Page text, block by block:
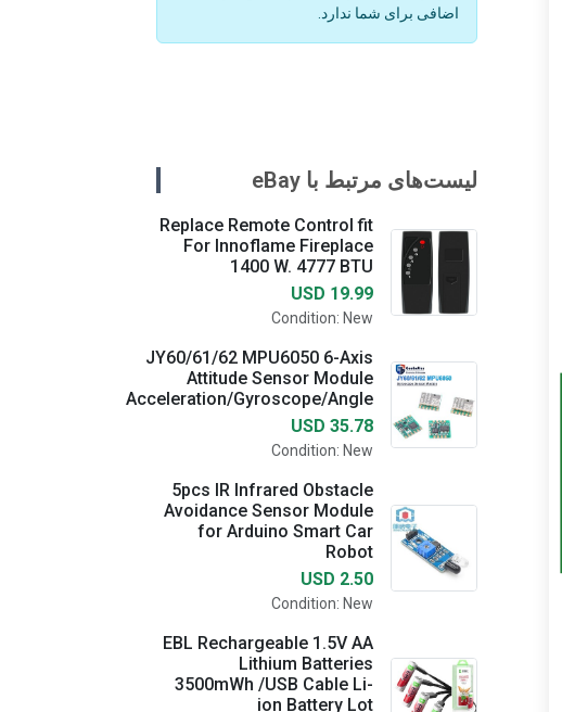
اضافی برای شما ندارد.
لیست‌های مرتبط با eBay
Replace Remote Control fit
For Innoflame Fireplace
1400 W. 4777 BTU
USD 19.99
Condition: New
JY60/61/62 MPU6050 6-Axis
Attitude Sensor Module
Acceleration/Gyroscope/Angle
USD 35.78
Condition: New
5pcs IR Infrared Obstacle
Avoidance Sensor Module
for Arduino Smart Car
Robot
USD 2.50
Condition: New
EBL Rechargeable 1.5V AA
Lithium Batteries
3500mWh /USB Cable Li-
ion Battery Lot